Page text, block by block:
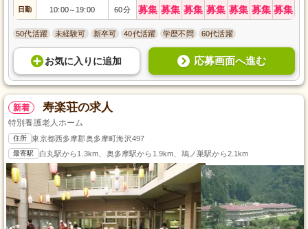
日勤 10:00～ 19:00 60分 募集 募集 募集 募集 募集 募集 募集
50代活躍 未経験可 新卒可 40代活躍 学歴不問 60代活躍
お気に入り に追加 応募画面へ進む
新着 寿楽荘の求人
特別養護老人ホーム
住所 東京都西多摩郡奥多摩町海沢497
最寄駅 白丸駅から1.3km、奥多摩駅から1.9km、鳩ノ巣駅から2.1km